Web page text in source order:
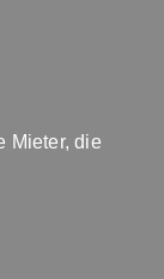
Mieter, die